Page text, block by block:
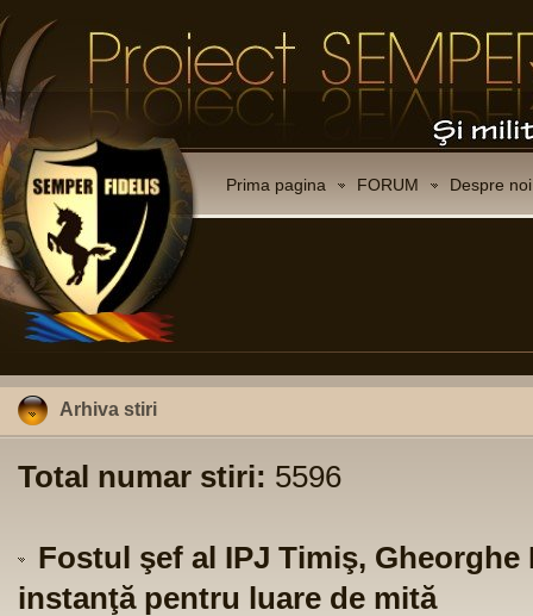
Prima pagina FORUM Despre noi
Arhiva stiri
Total numar stiri: 5596
Fostul şef al IPJ Timiş,
instanţă pentru luare de mită